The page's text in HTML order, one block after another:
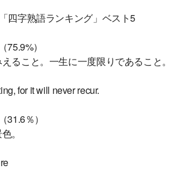
四字熟語ランキング」ベスト5
）
ること。一生に一度限りであること。
for it will never recur.
％）
。